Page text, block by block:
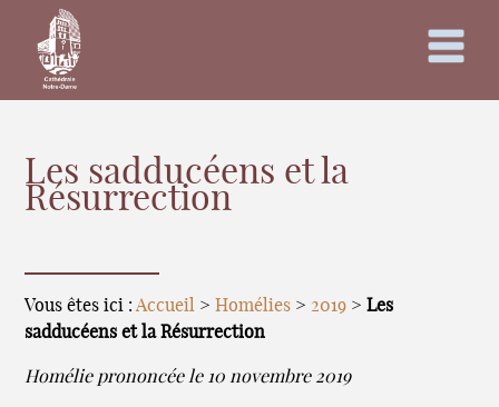
Les sadducéens et la
Résurrection
Vous êtes ici :Accueil > Homélies > 2019 >Les
sadducéens et la Résurrection
Homélie prononcée le 10 novembre 2019